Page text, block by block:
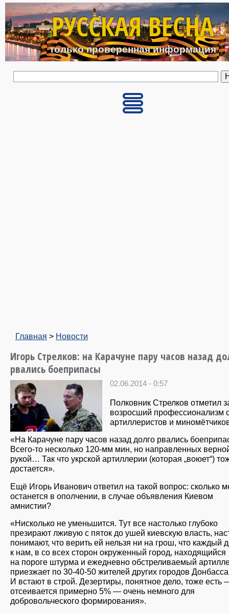
Перейти к основному
РУССКАЯ ВЕСНА
только проверенная информация
Главная > Новости
Игорь Стрелков: на Карачуне пару часов назад
рвались боеприпасы
02.06.2014 - 0:57
Полковник Стрелков отметил
возросший профессионализм
артиллеристов и
«На Карачуне пару часов назад долго рвались
Всего-то несколько 120-мм мин, но направленных
рукой… Так что укрской артиллерии (которая „воюет“)
достается».
Ещё Игорь Иванович ответил на такой вопрос: сколько
останется в ополчении, в случае объявления Киевом
амнистии?
«Нисколько не уменьшится. Тут все настолько глубоко
презирают лживую с пяток до ушей киевскую власть,
понимают, что верить ей нельзя ни на грош, что каждый
к нам, в со всех сторон окруженный город, находящийся
на пороге штурма и ежедневно обстреливаемый
приезжает по 30-40-50 жителей других городов
И встают в строй. Дезертиры, понятное дело, тоже есть
отсеивается примерно 5% — очень немного для
добровольческого формирования».